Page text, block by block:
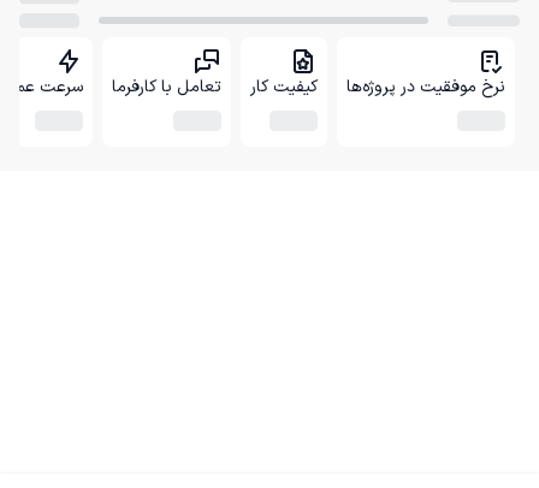
نرخ موفقیت در پروژه‌ها کیفیت کار تعامل با کارفرما سرعت عمل